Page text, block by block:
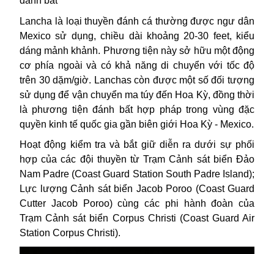
Lancha là loại thuyền đánh cá thường được ngư dân
Mexico sử dụng, chiều dài khoảng 20-30 feet, kiểu
dáng mảnh khảnh. Phương tiện này sở hữu một động
cơ phía ngoài và có khả năng di chuyển với tốc độ
trên 30 dặm/giờ. Lanchas còn được một số đối tượng
sử dụng để vận chuyển ma túy đến Hoa Kỳ, đồng thời
là phương tiện đánh bất hợp pháp trong vùng đặc
quyền kinh tế quốc gia gần biên giới Hoa Kỳ - Mexico.
Hoạt động kiểm tra và bắt giữ diễn ra dưới sự phối
hợp của các đội thuyền từ Trạm Cảnh sát biển Đảo
Nam Padre (Coast Guard Station South Padre Island);
Lực lượng Cảnh sát biển Jacob Poroo (Coast Guard
Cutter Jacob Poroo) cùng các phi hành đoàn của
Trạm Cảnh sát biển Corpus Christi (Coast Guard Air
Station Corpus Christi).